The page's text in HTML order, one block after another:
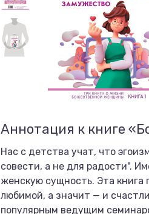
Аннотация к книге
Нас с детства учат, что
совести, а не для радости".
женскую сущность. Эта книга
любимой, а значит — и
популярным ведущим